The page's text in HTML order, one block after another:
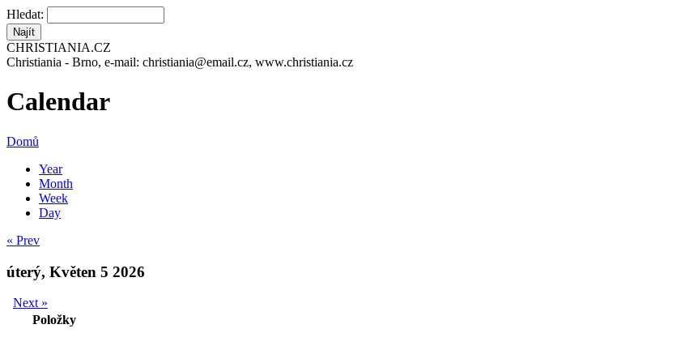
Hledat:
CHRISTIANIA.CZ
Christiania - Brno, e-mail: christiania@email.cz, www.christiania.cz
Calendar
Domů
Year
Month
Week
Day
« Prev
úterý, Květen 5 2026
Next »
Položky